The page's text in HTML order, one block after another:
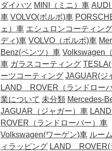
ダイハツ MINI（ミニ）車 AUDI
車 VOLVO(ボルボ)車
ェ）車 エシュロンコーティング
ディ)車 VOLVO（ボルボ)車
Benz(ベンツ）車 Volkswagen
車 ガラスコーティング
ーツコーティング JAGUAR(ジ
LAND ROVER（ランドロー
業について 未分類 Mercedes-
JAGUAR（ジャガー）車
ROVER（ランドローバー）車
Volkswagen(ワーゲン)車 ルー
ィラッピング LAND ROVER(